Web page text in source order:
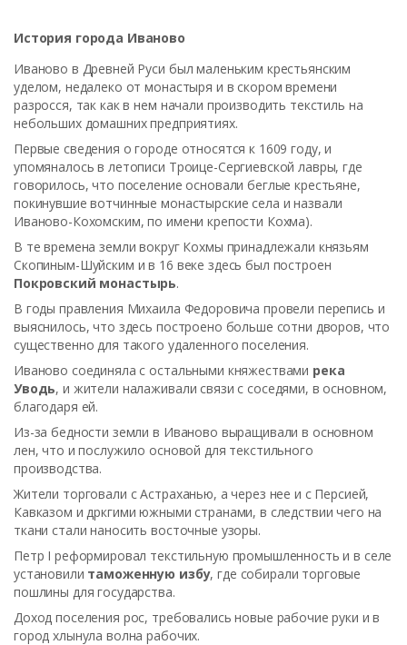
История города Иваново
Иваново в Древней Руси был маленьким крестьянским
уделом, недалеко от монастыря и в скором времени
разросся, так как в нем начали производить текстиль на
небольших домашних предприятиях.
Первые сведения о городе относятся к 1609 году, и
упомяналось в летописи Троице-Сергиевской лавры, где
говорилось, что поселение основали беглые крестьяне,
покинувшие вотчинные монастырские села и назвали
Иваново-Кохомским, по имени крепости Кохма).
В те времена земли вокруг Кохмы принадлежали князьям
Скопиным-Шуйским и в 16 веке здесь был построен
Покровский монастырь.
В годы правления Михаила Федоровича провели перепись и
выяснилось, что здесь построено больше сотни дворов, что
существенно для такого удаленного поселения.
Иваново соединяла с остальными княжествами река
Уводь, и жители налаживали связи с соседями, в основном,
благодаря ей.
Из-за бедности земли в Иваново выращивали в основном
лен, что и послужило основой для текстильного
производства.
Жители торговали с Астраханью, а через нее и с Персией,
Кавказом и дркгими южными странами, в следствии чего на
ткани стали наносить восточные узоры.
Петр I реформировал текстильную промышленность и в селе
установили таможенную избу, где собирали торговые
пошлины для государства.
Доход поселения рос, требовались новые рабочие руки и в
город хлынула волна рабочих.